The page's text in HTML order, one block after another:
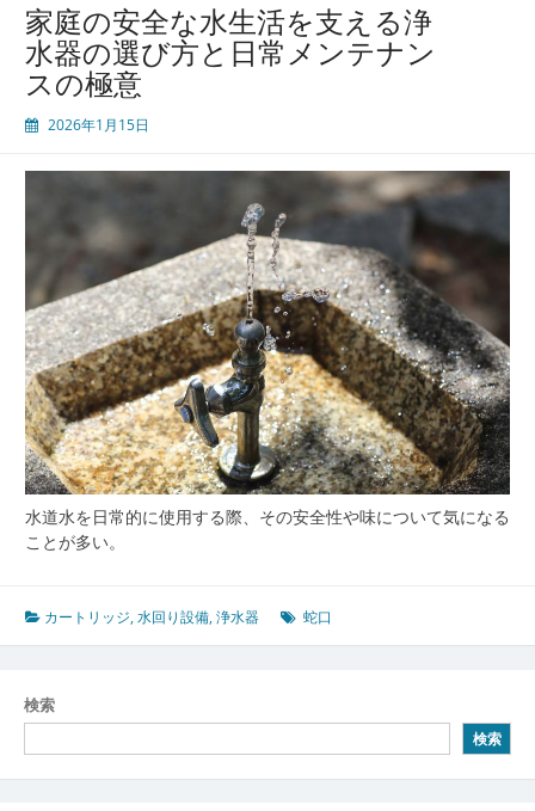
家庭の安全な水生活を支える浄
水器の選び方と日常メンテナン
スの極意
2026年1月15日
水道水を日常的に使用する際、その安全性や味について気になる
ことが多い。
カートリッジ,水回り設備,浄水器 蛇口
検索
検索